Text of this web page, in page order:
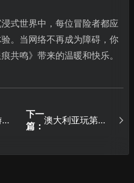
式世界中，每位冒险者都应
。当网络不再成为障碍，你
共鸣》带来的温暖和快乐。
下一
篇：
澳大利亚玩第五